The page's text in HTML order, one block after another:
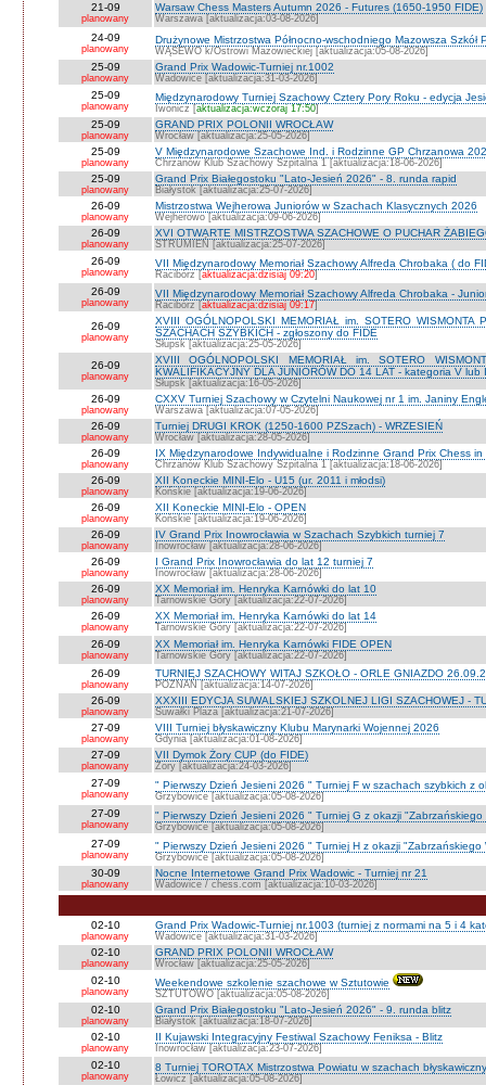
21-09
planowany
Warsaw Chess Masters Autumn 2026 - Futures (1650-1950 FIDE)
Warszawa [aktualizacja:03-08-2026]
24-09
planowany
Drużynowe Mistrzostwa Północno-wschodniego Mazowsza Szkół
WĄSEWO k/Ostrowi Mazowieckiej [aktualizacja:05-08-2026]
25-09
planowany
Grand Prix Wadowic-Turniej nr.1002
Wadowice [aktualizacja:31-03-2026]
25-09
planowany
Międzynarodowy Turniej Szachowy Cztery Pory Roku - edycja
Iwonicz [aktualizacja:wczoraj 17:50]
25-09
planowany
GRAND PRIX POLONII WROCŁAW
Wrocław [aktualizacja:25-05-2026]
25-09
planowany
V Międzynarodowe Szachowe Ind. i Rodzinne GP Chrzanowa
Chrzanów Klub Szachowy Szpitalna 1 [aktualizacja:18-06-2026]
25-09
planowany
Grand Prix Białegostoku "Lato-Jesień 2026" - 8. runda rapid
Białystok [aktualizacja:25-07-2026]
26-09
planowany
Mistrzostwa Wejherowa Juniorów w Szachach Klasycznych 2026
Wejherowo [aktualizacja:09-06-2026]
26-09
planowany
XVI OTWARTE MISTRZOSTWA SZACHOWE O PUCHAR
STRUMIEŃ [aktualizacja:25-07-2026]
26-09
planowany
VII Międzynarodowy Memoriał Szachowy Alfreda Chrobaka ( do
Racibórz [aktualizacja:dzisiaj 09:20]
26-09
planowany
VII Międzynarodowy Memoriał Szachowy Alfreda Chrobaka -
Racibórz [aktualizacja:dzisiaj 09:17]
26-09
planowany
XVIII OGÓLNOPOLSKI MEMORIAŁ im. SOTERO WISMONTA
SZACHACH SZYBKICH - zgłoszony do FIDE
Słupsk [aktualizacja:25-05-2026]
26-09
planowany
XVIII OGÓLNOPOLSKI MEMORIAŁ im. SOTERO
KWALIFIKACYJNY DLA JUNIORÓW DO 14 LAT - kategoria V
Słupsk [aktualizacja:16-05-2026]
26-09
planowany
CXXV Turniej Szachowy w Czytelni Naukowej nr 1 im. Janiny
Warszawa [aktualizacja:07-05-2026]
26-09
planowany
Turniej DRUGI KROK (1250-1600 PZSzach) - WRZESIEŃ
Wrocław [aktualizacja:28-05-2026]
26-09
planowany
IX Międzynarodowe Indywidualne i Rodzinne Grand Prix Chess
Chrzanów Klub Szachowy Szpitalna 1 [aktualizacja:18-06-2026]
26-09
planowany
XII Koneckie MINI-Elo - U15 (ur. 2011 i młodsi)
Końskie [aktualizacja:19-06-2026]
26-09
planowany
XII Koneckie MINI-Elo - OPEN
Końskie [aktualizacja:19-06-2026]
26-09
planowany
IV Grand Prix Inowrocławia w Szachach Szybkich turniej 7
Inowrocław [aktualizacja:28-06-2026]
26-09
planowany
I Grand Prix Inowrocławia do lat 12 turniej 7
Inowrocław [aktualizacja:28-06-2026]
26-09
planowany
XX Memoriał im. Henryka Karnówki do lat 10
Tarnowskie Góry [aktualizacja:22-07-2026]
26-09
planowany
XX Memoriał im. Henryka Karnówki do lat 14
Tarnowskie Góry [aktualizacja:22-07-2026]
26-09
planowany
XX Memoriał im. Henryka Karnówki FIDE OPEN
Tarnowskie Góry [aktualizacja:22-07-2026]
26-09
planowany
TURNIEJ SZACHOWY WITAJ SZKOŁO - ORLE GNIAZDO
POZNAŃ [aktualizacja:14-07-2026]
26-09
planowany
XXXIII EDYCJA SUWALSKIEJ SZKOLNEJ LIGI SZACHOWEJ -
Suwałki Plaza [aktualizacja:21-07-2026]
27-09
planowany
VIII Turniej błyskawiczny Klubu Marynarki Wojennej 2026
Gdynia [aktualizacja:01-08-2026]
27-09
planowany
VII Dymok Żory CUP (do FIDE)
Żory [aktualizacja:24-03-2026]
27-09
planowany
" Pierwszy Dzień Jesieni 2026 " Turniej F w szachach szybkich z
Grzybowice [aktualizacja:05-08-2026]
27-09
planowany
" Pierwszy Dzień Jesieni 2026 " Turniej G z okazji "Zabrzańskiego
Grzybowice [aktualizacja:05-08-2026]
27-09
planowany
" Pierwszy Dzień Jesieni 2026 " Turniej H z okazji "Zabrzańskiego
Grzybowice [aktualizacja:05-08-2026]
30-09
planowany
Nocne Internetowe Grand Prix Wadowic - Turniej nr 21
Wadowice / chess.com [aktualizacja:10-03-2026]
02-10
planowany
Grand Prix Wadowic-Turniej nr.1003 (turniej z normami na 5 i 4
Wadowice [aktualizacja:31-03-2026]
02-10
planowany
GRAND PRIX POLONII WROCŁAW
Wrocław [aktualizacja:25-05-2026]
02-10
planowany
Weekendowe szkolenie szachowe w Sztutowie
SZTUTOWO [aktualizacja:05-08-2026]
02-10
planowany
Grand Prix Białegostoku "Lato-Jesień 2026" - 9. runda blitz
Białystok [aktualizacja:18-07-2026]
02-10
planowany
II Kujawski Integracyjny Festiwal Szachowy Feniksa - Blitz
Inowrocław [aktualizacja:23-07-2026]
02-10
planowany
8 Turniej TOROTAX Mistrzostwa Powiatu w szachach
Łowicz [aktualizacja:05-08-2026]